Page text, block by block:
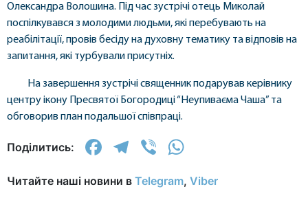
Олександра Волошина. Під час зустрічі отець Миколай
поспілкувався з молодими людьми, які перебувають на
реабілітації, провів бесіду на духовну тематику та відповів на
запитання, які турбували присутніх.
На завершення зустрічі священник подарував керівнику
центру ікону Пресвятої Богородиці “Неупиваєма Чаша” та
обговорив план подальшої співпраці.
Поділитись: Facebook
Telegram
Viber
Читайте наші новини в Telegram, Viber